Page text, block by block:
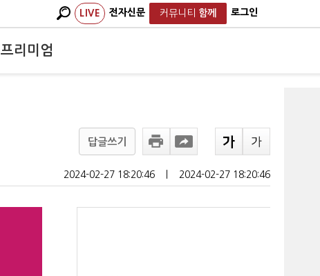
LIVE 전자신문 커뮤니티 함께 로그인
프리미엄
답글쓰기
2024-02-27 18:20:46 2024-02-27 18:20:46